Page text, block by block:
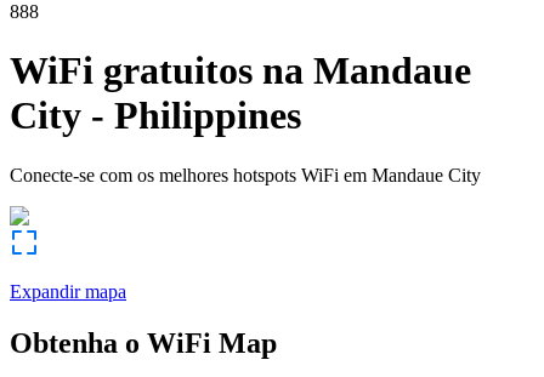
888
WiFi gratuitos na Mandaue
City - Philippines
Conecte-se com os melhores hotspots WiFi em Mandaue City
Expandir mapa
Obtenha o WiFi Map